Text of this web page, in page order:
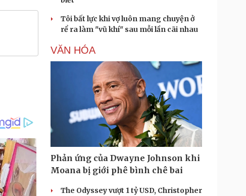
Tôi bất lực khi vợ luôn mang chuyện ở
rể ra làm "vũ khí" sau mỗi lần cãi nhau
VĂN HÓA
Phản ứng của Dwayne Johnson khi
Moana bị giới phê bình chê bai
The Odyssey vượt 1 tỷ USD, Christopher